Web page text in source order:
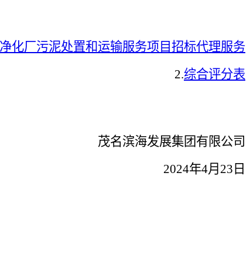
化厂污泥处置和运输服务项目招标代理服务
2.综合评分表
茂名滨海发展集团有限公司
2024年4月23 日